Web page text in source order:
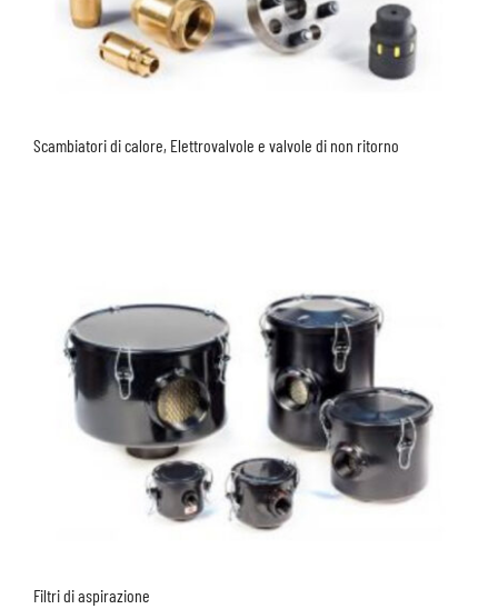
Scambiatori di calore, Elettrovalvole e valvole di non ritorno
Filtri di aspirazione